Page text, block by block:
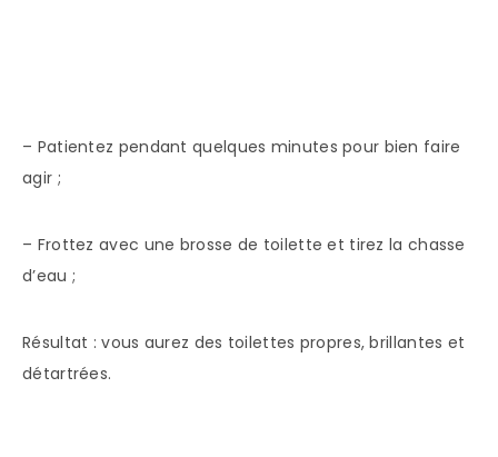
– Patientez pendant quelques minutes pour bien faire
agir ;
– Frottez avec une brosse de toilette et tirez la chasse
d’eau ;
Résultat : vous aurez des toilettes propres, brillantes et
détartrées.